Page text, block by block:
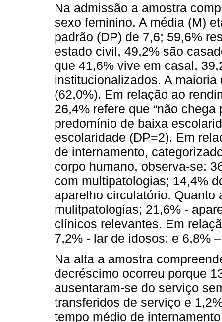
Na admissão a amostra
sexo feminino. A média (M)
padrão (DP) de 7,6; 59,6%
estado civil, 49,2% são
que 41,6% vive em casal,
institucionalizados. A
(62,0%). Em relação ao
26,4% refere que “não
predomínio de baixa
escolaridade (DP=2). Em
de internamento,
corpo humano, observa-se:
com multipatologias; 14,4%
aparelho circulatório.
mulitpatologias; 21,6% -
clínicos relevantes. Em
7,2% - lar de idosos; e 6,8%
Na alta a amostra
decréscimo ocorreu porque
ausentaram-se do serviço
transferidos de serviço e
tempo médio de